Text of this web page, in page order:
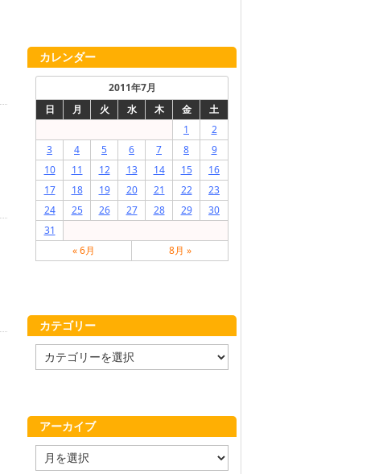
カレンダー
2011年7月
日
月 火 水 木 金
土
1
2
3
4 5 6 7 8
9
10
11 12 13 14 15
16
17
18 19 20 21 22
23
24
25 26 27 28 29
30
31
« 6月
8月 »
カテゴリー
テ
ー
アーカイブ
ー